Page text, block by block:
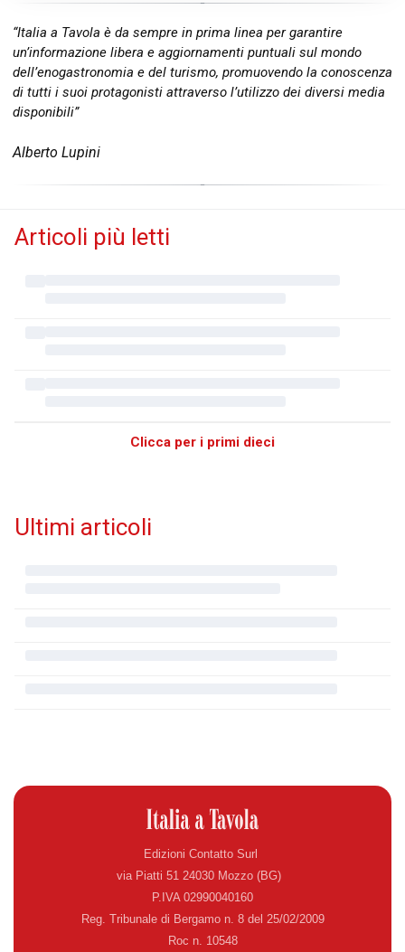
“Italia a Tavola è da sempre in prima linea per garantire
un’informazione libera e aggiornamenti puntuali sul mondo
dell’enogastronomia e del turismo, promuovendo la conoscenza
di tutti i suoi protagonisti attraverso l’utilizzo dei diversi media
disponibili”
Alberto Lupini
Articoli più letti
Clicca per i primi dieci
Ultimi articoli
Edizioni Contatto Surl
via Piatti 51 24030 Mozzo (BG)
P.IVA 02990040160
Reg. Tribunale di Bergamo n. 8 del 25/02/2009
Roc n. 10548